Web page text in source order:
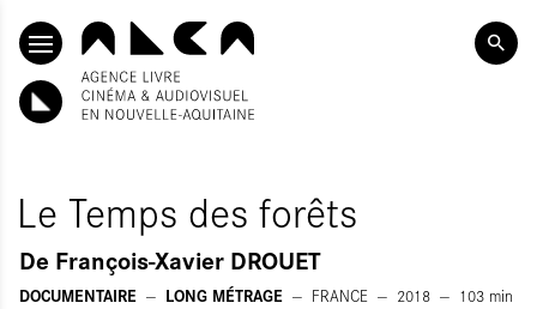
SKIP TO CONTENT
Le Temps des forêts
De François-Xavier DROUET
DOCUMENTAIRE LONG MÉTRAGE FRANCE 2018 103 min